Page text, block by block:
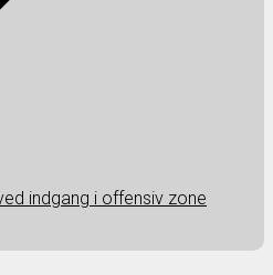
indgang i offensiv zone